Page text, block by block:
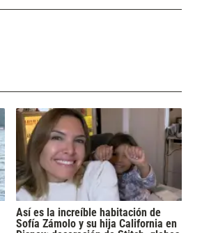
Así es la increíble habitación de
Sofía Zámolo y su hija California en